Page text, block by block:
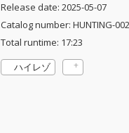
Release date: 2025-05-07
Catalog number: HUNTING-002
Total runtime: 17:23
ハイレゾ